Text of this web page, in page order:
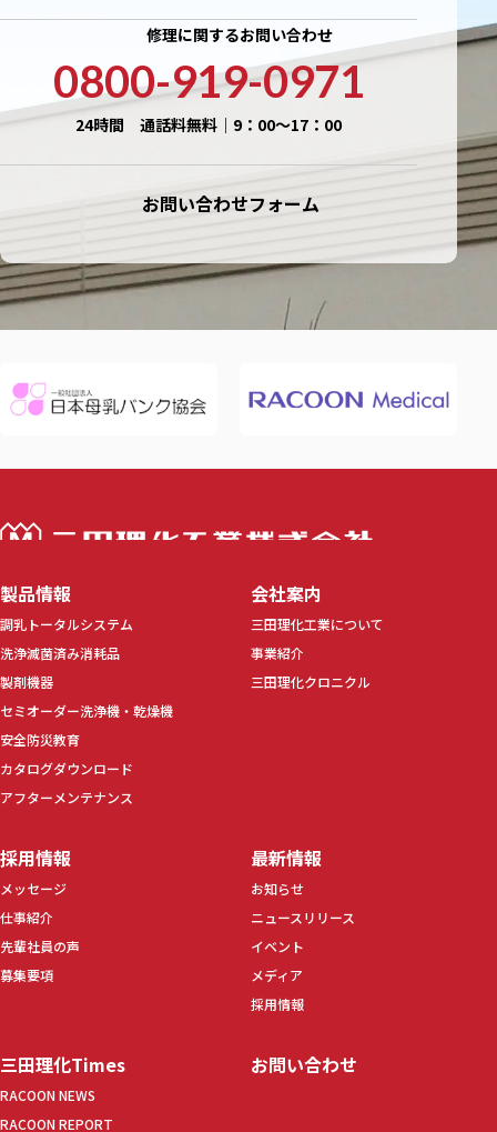
修理に関するお問い合わせ
0800-919-0971
24時間 通話料無料｜9：00〜17：00
お問い合わせフォーム
製品情報
調乳トータルシステム
洗浄滅菌済み消耗品
製剤機器
セミオーダー洗浄機・乾燥機
安全防災教育
カタログダウンロード
アフターメンテナンス
会社案内
三田理化工業について
事業紹介
三田理化クロニクル
採用情報
メッセージ
仕事紹介
先輩社員の声
募集要項
最新情報
お知らせ
ニュースリリース
イベント
メディア
採用情報
三田理化Times
RACOON NEWS
RACOON REPORT
お問い合わせ